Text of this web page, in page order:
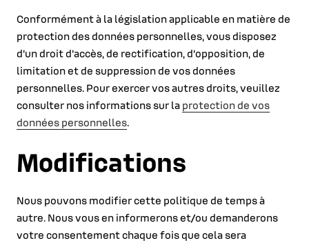
Conformément à la législation applicable en matière de
protection des données personnelles, vous disposez
d'un droit d'accès, de rectification, d'opposition, de
limitation et de suppression de vos données
personnelles. Pour exercer vos autres droits, veuillez
consulter nos informations sur la protection de vos
données personnelles.
Modifications
Nous pouvons modifier cette politique de temps à
autre. Nous vous en informerons et/ou demanderons
votre consentement chaque fois que cela sera